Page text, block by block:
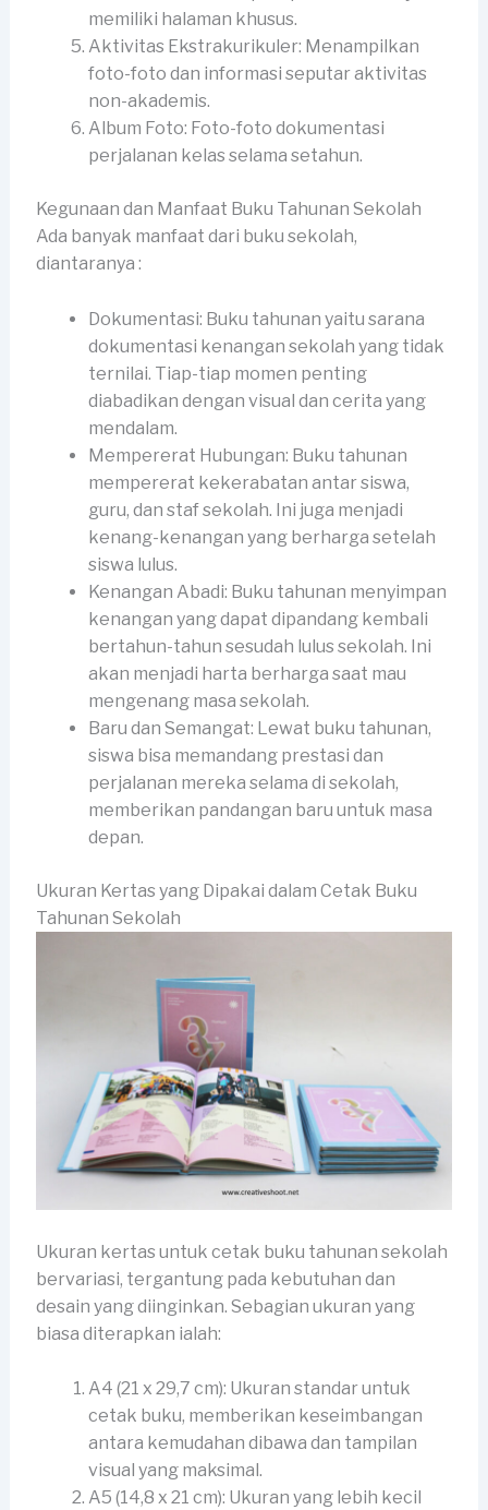
memiliki halaman khusus.
Aktivitas Ekstrakurikuler: Menampilkan
foto-foto dan informasi seputar aktivitas
non-akademis.
Album Foto: Foto-foto dokumentasi
perjalanan kelas selama setahun.
Kegunaan dan Manfaat Buku Tahunan Sekolah
Ada banyak manfaat dari buku sekolah,
diantaranya :
Dokumentasi: Buku tahunan yaitu sarana
dokumentasi kenangan sekolah yang tidak
ternilai. Tiap-tiap momen penting
diabadikan dengan visual dan cerita yang
mendalam.
Mempererat Hubungan: Buku tahunan
mempererat kekerabatan antar siswa,
guru, dan staf sekolah. Ini juga menjadi
kenang-kenangan yang berharga setelah
siswa lulus.
Kenangan Abadi: Buku tahunan menyimpan
kenangan yang dapat dipandang kembali
bertahun-tahun sesudah lulus sekolah. Ini
akan menjadi harta berharga saat mau
mengenang masa sekolah.
Baru dan Semangat: Lewat buku tahunan,
siswa bisa memandang prestasi dan
perjalanan mereka selama di sekolah,
memberikan pandangan baru untuk masa
depan.
Ukuran Kertas yang Dipakai dalam Cetak Buku
Tahunan Sekolah
Ukuran kertas untuk cetak buku tahunan sekolah
bervariasi, tergantung pada kebutuhan dan
desain yang diinginkan. Sebagian ukuran yang
biasa diterapkan ialah:
A4 (21 x 29,7 cm): Ukuran standar untuk
cetak buku, memberikan keseimbangan
antara kemudahan dibawa dan tampilan
visual yang maksimal.
A5 (14,8 x 21 cm): Ukuran yang lebih kecil